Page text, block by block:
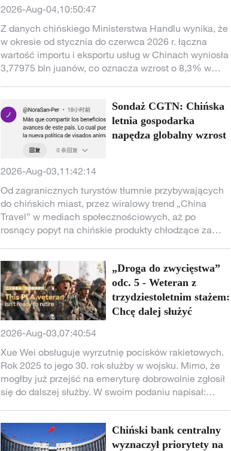
2026-Aug-04,10:50:47
Z danych chińskiego Ministerstwa Handlu wynika, że
w okresie od stycznia do czerwca 2026 r. łączna
wartość importu i eksportu usług w Chinach wyniosła
3,77975 bln juanów, co oznacza wzrost o 8,3% w
Sondaż CGTN: Chińska
letnia gospodarka
napędza globalny wzrost
2026-Aug-03,11:42:14
Od zagranicznych turystów tłumnie przybywających
do chińskich miast, przez wiralowy trend „China
Travel” w mediach społecznościowych, aż po
rosnący popyt na chińskie produkty chłodzące za
badania CGTN przeprowadzonego wśród globalnych
użytkowników internetu, 86,1% uważa, że letnia
gospodarka Chin to coś więcej niż tylko sezonowy
wzrost krajowej konsumpcji; pokazuje też, jak
ogromny rynek Chin tworzy nowe możliwości dla
globalnej gospodarki.
„Droga do zwycięstwa”
odc. 5 - Weteran z
trzydziestoletnim stażem:
Chcę dalej służyć
2026-Aug-03,07:40:54
Xue Wei obsługuje wyrzutnię pocisków rakietowych.
Rok 2025 to jego 30. rok służby w wojsku. Mimo, że
mogłby już przejść na emeryturę dobrowolnie zgłosił
się do dalszej służby. W swoim podaniu napisał:
mundur nosiłem całe życie, jako obsługujący
wyrzutnię byłem zawsze gotowy, a w rękach
Chiński bank centralny
wyznaczył priorytety na